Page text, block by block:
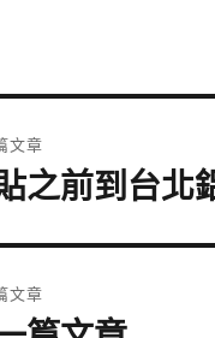
文章
之前到台北
文章